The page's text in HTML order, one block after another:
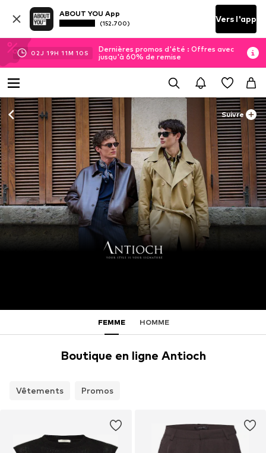
ABOUT YOU App
(152.700) Vers l'app
02J 19H 11M 08 S
Dernières promos d'été : Offres avec
jusqu'à 60% de remise
Suivre
FEMME HOMME
Boutique en ligne Antioch
Vêtements Promos